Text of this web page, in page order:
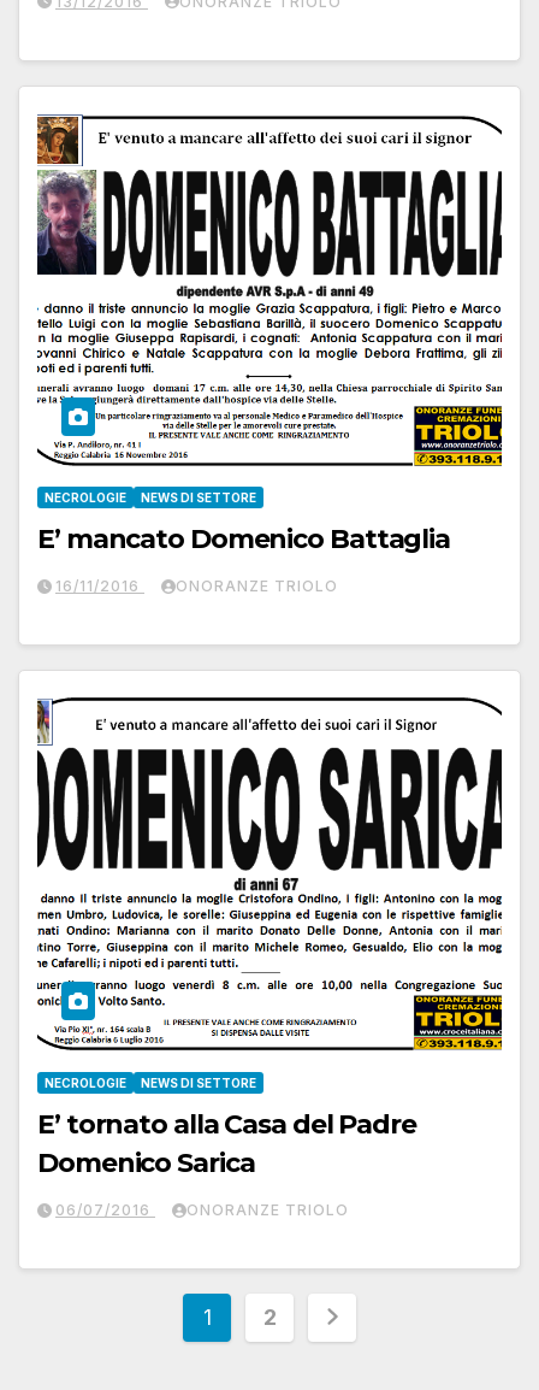
NECROLOGIE NEWS DI SETTORE
E’ mancato Domenico Battaglia
16/11/2016 ONORANZE TRIOLO
NECROLOGIE NEWS DI SETTORE
E’ tornato alla Casa del Padre
Domenico Sarica
06/07/2016 ONORANZE TRIOLO
Paginazione
1 2